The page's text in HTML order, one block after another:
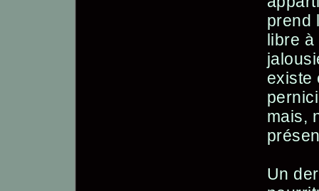
prend
libre
existe
mais,
Un